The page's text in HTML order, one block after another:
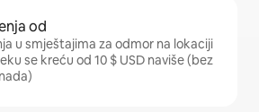
od
u smještajima za odmor na lokaciji
se kreću od 10 $ USD naviše (bez